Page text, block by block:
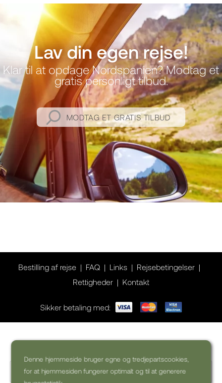
Denne hjemmeside bruger egne og tredjepartscookies,
for at hjemmesiden fungerer optimalt og til at generere
Lav din egen rejse!
Klar til at opdage Nordspanien? Modtag et
gratis personligt tilbud.
MODTAG ET GRATIS TILBUD
Bestilling af rejse FAQ Links
Rejsebetingelser
Rettigheder
Kontakt
Sikker betaling med: